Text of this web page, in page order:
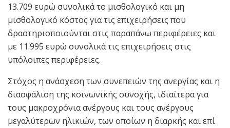
13.709 ευρώ συνολικά το μισθολογικό και μη
μισθολογικό κόστος για τις επιχειρήσεις που
δραστηριοποιούνται στις παραπάνω περιφέρειες και
με 11.995 ευρώ συνολικά τις επιχειρήσεις στις
υπόλοιπες περιφέρειες.
Στόχος η ανάσχεση των συνεπειών της ανεργίας και η
διασφάλιση της κοινωνικής συνοχής, ιδιαίτερα για
τους μακροχρόνια ανέργους και τους ανέργους
μεγαλύτερων ηλικιών, των οποίων η διαρκής και επί